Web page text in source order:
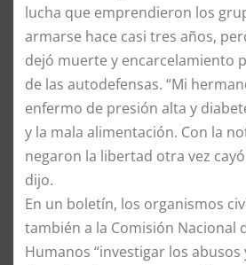
lucha que emprendieron los
armarse hace casi tres años,
dejó muerte y encarcelamiento
de las autodefensas. “Mi
enfermo de presión alta y
y la mala alimentación. Con la
negaron la libertad otra vez
dijo.
En un boletín, los organismos
también a la Comisión Nacional
Humanos “investigar los abusos